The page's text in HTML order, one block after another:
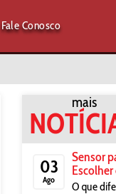
Fale Conosco
mais
03
Ago
Sensor
O que